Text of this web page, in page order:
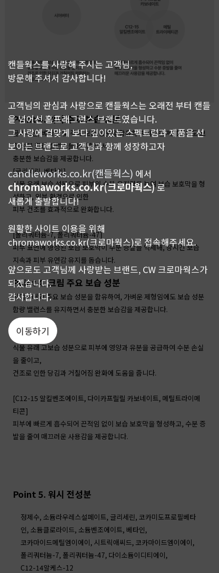
Point 4. 워시 주요 보습 성분
글리세린, 베타인 및 주요 보습 성분을 함유하여 가벼운 제형임에도 보
습 성분 함량 밸런스를 유지하면서
충분한 보습감을 제공합니다.
[글리세린, 베타인]
식물 유래 보습 성분으로 피부의 수분 유지력을 높여 보습 보호막을 형
성하고, 외부 환경으로 인한
피부 건조를 효과적으로 완화합니다.
[폴리쿼터늄-7, 폴리쿼터늄-47]
피부 표면에 형성된 보습 보호막이 수분 증발을 억제해, 장시간 보습
지속과 피부 유연감 유지를 돕습니다.
Point 4. 크림 주요 보습 성분
시어버터와 주요 보습 성분을 함유하여, 가벼운 제형임에도 보습 성분
함량 밸런스를 유지하면서 충분한 보습감을 제공합니다.
[시어버터]
식물 유래 고보습 성분으로 피부에 영양과 유분을 공급하여 수분 손실
을 줄이고,
건조로 인한 당김과 거칠어짐 완화에 도움을 줍니다.
[C12-15 알킬벤조에이트, 다이카프릴릴 카보네이트, 메틸트라이메
티콘]
피부에 빠르게 흡수되어 끈적임 없이 보습 보호막을 형성하고, 수분 증
발을 줄여 매끄러운 사용감을 제공합니다.
Point 5. 워시 전성분
정제수, 소듐라우레스설페이트, 글리세린, 코카미도프로필베타
인, 소듐클로라이드, 소듐벤조에이트, 베타인,
코카마이드메틸엠이에이, 시트릭애씨드, 코카마이드엠이에이,
폴리쿼터늄-7, 폴리쿼터늄-47, 다이소듐이디티에이,
C12-14알케스-12
캔들웍스를 사랑해 주시는 고객님,
방문해 주셔서 감사합니다!
고객님의 관심과 사랑으로 캔들웍스는 오래전 부터 캔들
을 넘어선 홈프래그런스 브랜드였습니다.
그 사랑에 걸맞게 보다 깊이있는 스펙트럼과 제품을 선
보이는 브랜드로 고객님과 함께 성장하고자
candleworks.co.kr(캔들웍스) 에서
chromaworks.co.kr(크로마웍스)로
새롭게 출발합니다!
원활한 사이트 이용을 위해
chromaworks.co.kr(크로마웍스)로 접속해주세요.
앞으로도 고객님께 사랑받는 브랜드, CW 크로마웍스가
되겠습니다.
감사합니다.
이동하기